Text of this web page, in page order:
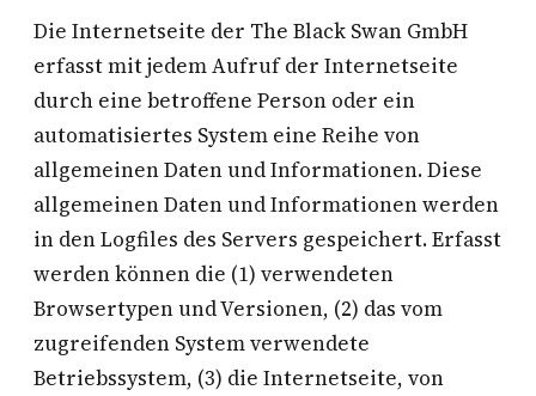
Die Internetseite der The Black Swan GmbH
erfasst mit jedem Aufruf der Internetseite
durch eine betroffene Person oder ein
automatisiertes System eine Reihe von
allgemeinen Daten und Informationen. Diese
allgemeinen Daten und Informationen werden
in den Logfiles des Servers gespeichert. Erfasst
werden können die (1) verwendeten
Browsertypen und Versionen, (2) das vom
zugreifenden System verwendete
Betriebssystem, (3) die Internetseite, von